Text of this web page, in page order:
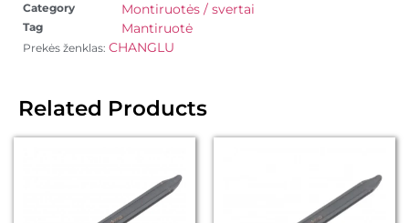
Category
Montiruotės / svertai
Tag Mantiruotė
Prekės ženklas: CHANGLU
Related Products